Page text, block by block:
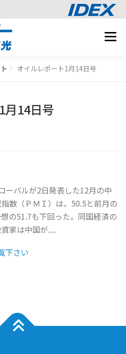
メニ
BUSINESS
ナレッジ
ミュレーション
オイルレポート1月14日号
月14日号
バルが2日発表した12月の中
数（ＰＭＩ）は、50.5と前月の
の51.7も下回った。同国経済の
家は中国が....
下さい